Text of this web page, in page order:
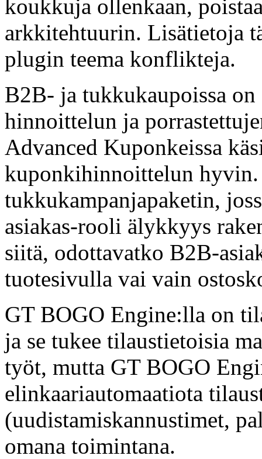
koukkuja ollenkaan,
arkkitehtuurin. Lisätietoja
plugin teema konflikteja.
B2B- ja tukkukaupoissa
hinnoittelun ja
Advanced Kuponkeissa
kuponkihinnoittelun hyvin.
tukkukampanjapaketin,
asiakas-rooli älykkyys
siitä, odottavatko B2B-
tuotesivulla vai vain
GT BOGO Engine:lla on
ja se tukee tilaustietoisia
työt, mutta GT BOGO
elinkaariautomaatiota
(uudistamiskannustimet,
omana toimintana.